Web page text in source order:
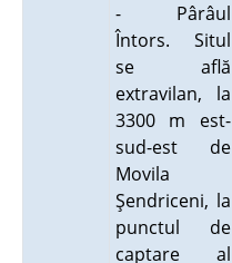
- Pârâul
Întors. Situl
se află
extravilan, la
3300 m est-
sud-est de
Movila
Şendriceni, la
punctul de
captare al